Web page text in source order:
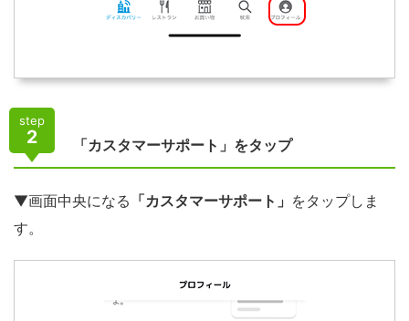
step
2 「カスタマーサポート」をタップ
▼画面中央になる 「カスタマーサポート」 をタップしま
す。